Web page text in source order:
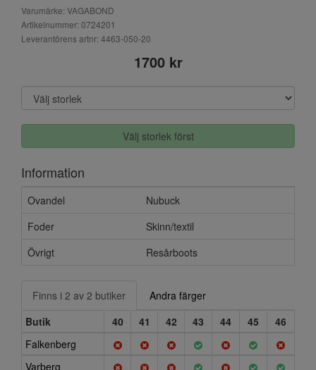
Varumärke: VAGABOND
Artikelnummer: 0724201
Leverantörens artnr: 4463-050-20
1700 kr
Välj storlek först
Information
Ovandel
Nubuck
Foder
Skinn/textil
Övrigt
Resårboots
Finns i 2 av 2 butiker
Andra färger
Butik
40 41 42 43 44 45
46
Falkenberg
Varberg